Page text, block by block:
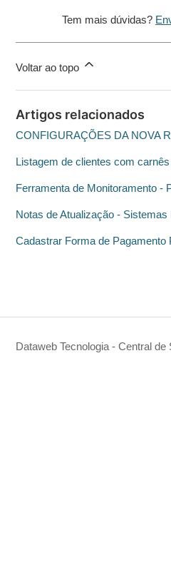
Tem mais dúvidas?
Voltar ao topo
Artigos relacionados
CONFIGURAÇÕES DA NOVA
Listagem de clientes com
Ferramenta de Monitoramento -
Notas de Atualização -
Cadastrar Forma de Pagamento
Dataweb Tecnologia - Central de